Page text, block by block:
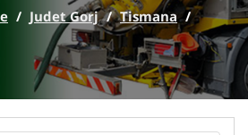
/ Judet Gorj / Tismana /